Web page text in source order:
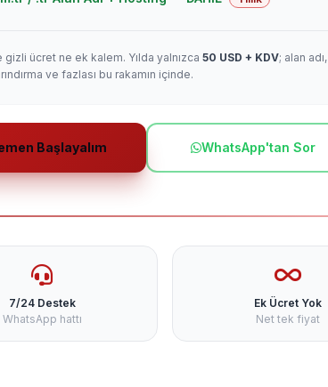
gizli ücret ne ek kalem. Yılda yalnızca 50 USD + KDV; alan adı,
ve fazlası bu rakamın içinde.
Başlayalım WhatsApp'tan Sor
7/24 Destek
WhatsApp hattı
Ek Ücret Yok
Net tek fiyat